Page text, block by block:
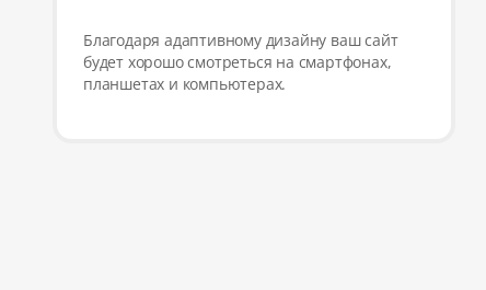
Благодаря адаптивному дизайну ваш сайт
будет хорошо смотреться на смартфонах,
планшетах и компьютерах.